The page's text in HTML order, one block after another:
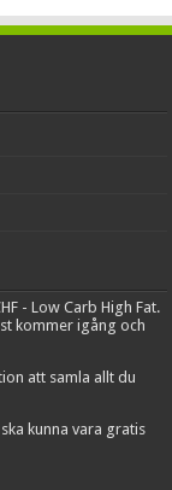
- Low Carb High Fat.
kommer igång och
att samla allt du
kunna vara gratis